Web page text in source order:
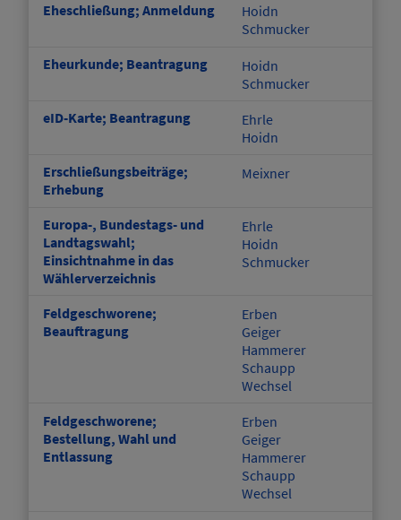
Eheschließung; Anmeldung
Hoidn
Schmucker
Eheurkunde; Beantragung
Hoidn
Schmucker
eID-Karte; Beantragung
Ehrle
Hoidn
Erschließungsbeiträge;
Erhebung
Meixner
Europa-, Bundestags- und
Landtagswahl;
Einsichtnahme in das
Wählerverzeichnis
Ehrle
Hoidn
Schmucker
Feldgeschworene;
Beauftragung
Erben
Geiger
Hammerer
Schaupp
Wechsel
Feldgeschworene;
Bestellung, Wahl und
Entlassung
Erben
Geiger
Hammerer
Schaupp
Wechsel